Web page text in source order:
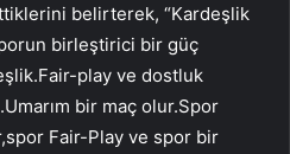
belirterek, “Kardeşlik
birleştirici bir güç
play ve dostluk
bir maç olur.Spor
Fair-Play ve spor bir